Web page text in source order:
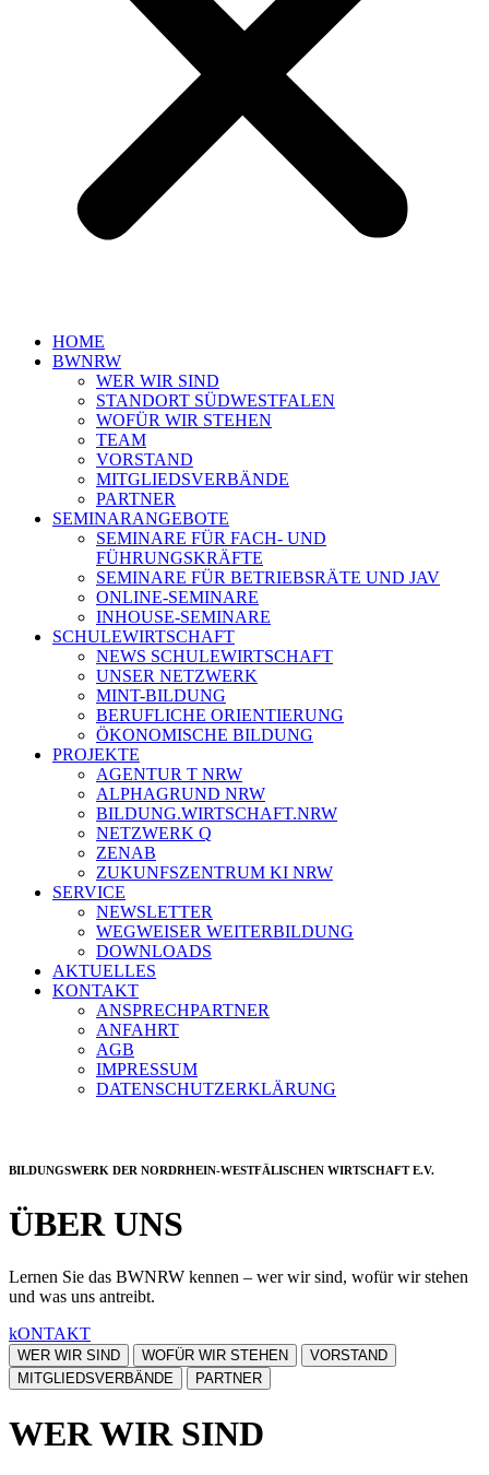
HOME
BWNRW
WER WIR SIND
STANDORT SÜDWESTFALEN
WOFÜR WIR STEHEN
TEAM
VORSTAND
MITGLIEDSVERBÄNDE
PARTNER
SEMINARANGEBOTE
SEMINARE FÜR FACH- UND
FÜHRUNGSKRÄFTE
SEMINARE FÜR BETRIEBSRÄTE UND JAV
ONLINE-SEMINARE
INHOUSE-SEMINARE
SCHULEWIRTSCHAFT
NEWS SCHULEWIRTSCHAFT
UNSER NETZWERK
MINT-BILDUNG
BERUFLICHE ORIENTIERUNG
ÖKONOMISCHE BILDUNG
PROJEKTE
AGENTUR T NRW
ALPHAGRUND NRW
BILDUNG.WIRTSCHAFT.NRW
NETZWERK Q
ZENAB
ZUKUNFSZENTRUM KI NRW
SERVICE
NEWSLETTER
WEGWEISER WEITERBILDUNG
DOWNLOADS
AKTUELLES
KONTAKT
ANSPRECHPARTNER
ANFAHRT
AGB
IMPRESSUM
DATENSCHUTZERKLÄRUNG
BILDUNGSWERK DER NORDRHEIN-WESTFÄLISCHEN WIRTSCHAFT E.V.
ÜBER UNS
Lernen Sie das BWNRW kennen – wer wir sind, wofür wir stehen
und was uns antreibt.
kONTAKT
WER WIR SIND WOFÜR WIR STEHEN
VORSTAND
MITGLIEDSVERBÄNDE
PARTNER
WER WIR SIND